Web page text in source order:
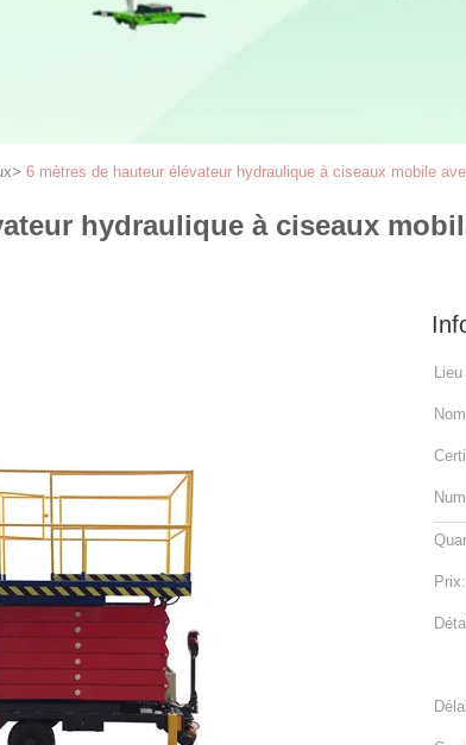
> 6 mètres de hauteur élévateur hydraulique à ciseaux mobile
hydraulique à ciseaux
Prix: